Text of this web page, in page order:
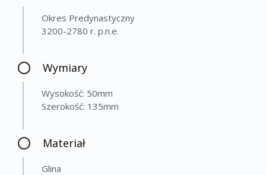
Okres Predynastyczny
3200-2780 r. p.n.e.
Wymiary
Wysokość: 50mm
Szerokość: 135mm
Materiał
Glina